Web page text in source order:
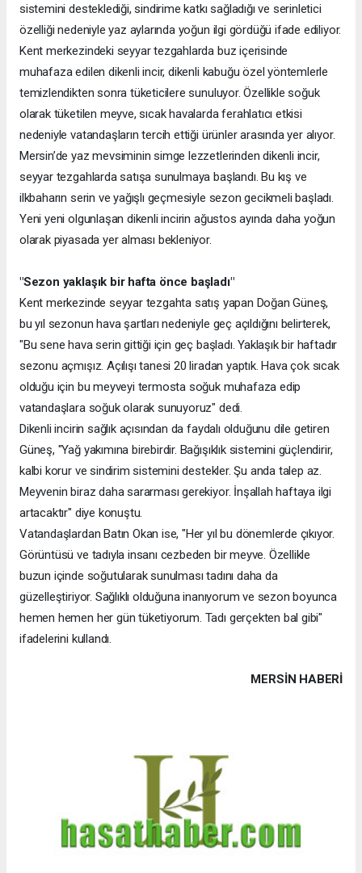
sistemini desteklediği, sindirime katkı sağladığı ve serinletici
özelliği nedeniyle yaz aylarında yoğun ilgi gördüğü ifade ediliyor.
Kent merkezindeki seyyar tezgahlarda buz içerisinde
muhafaza edilen dikenli incir, dikenli kabuğu özel yöntemlerle
temizlendikten sonra tüketicilere sunuluyor. Özellikle soğuk
olarak tüketilen meyve, sıcak havalarda ferahlatıcı etkisi
nedeniyle vatandaşların tercih ettiği ürünler arasında yer alıyor.
Mersin’de yaz mevsiminin simge lezzetlerinden dikenli incir,
seyyar tezgahlarda satışa sunulmaya başlandı. Bu kış ve
ilkbaharın serin ve yağışlı geçmesiyle sezon gecikmeli başladı.
Yeni yeni olgunlaşan dikenli incirin ağustos ayında daha yoğun
olarak piyasada yer alması bekleniyor.
"Sezon yaklaşık bir hafta önce başladı"
Kent merkezinde seyyar tezgahta satış yapan Doğan Güneş,
bu yıl sezonun hava şartları nedeniyle geç açıldığını belirterek,
"Bu sene hava serin gittiği için geç başladı. Yaklaşık bir haftadır
sezonu açmışız. Açılışı tanesi 20 liradan yaptık. Hava çok sıcak
olduğu için bu meyveyi termosta soğuk muhafaza edip
vatandaşlara soğuk olarak sunuyoruz" dedi.
Dikenli incirin sağlık açısından da faydalı olduğunu dile getiren
Güneş, "Yağ yakımına birebirdir. Bağışıklık sistemini güçlendirir,
kalbi korur ve sindirim sistemini destekler. Şu anda talep az.
Meyvenin biraz daha sararması gerekiyor. İnşallah haftaya ilgi
artacaktır" diye konuştu.
Vatandaşlardan Batın Okan ise, "Her yıl bu dönemlerde çıkıyor.
Görüntüsü ve tadıyla insanı cezbeden bir meyve. Özellikle
buzun içinde soğutularak sunulması tadını daha da
güzelleştiriyor. Sağlıklı olduğuna inanıyorum ve sezon boyunca
hemen hemen her gün tüketiyorum. Tadı gerçekten bal gibi"
ifadelerini kullandı.
MERSIN HABERİ